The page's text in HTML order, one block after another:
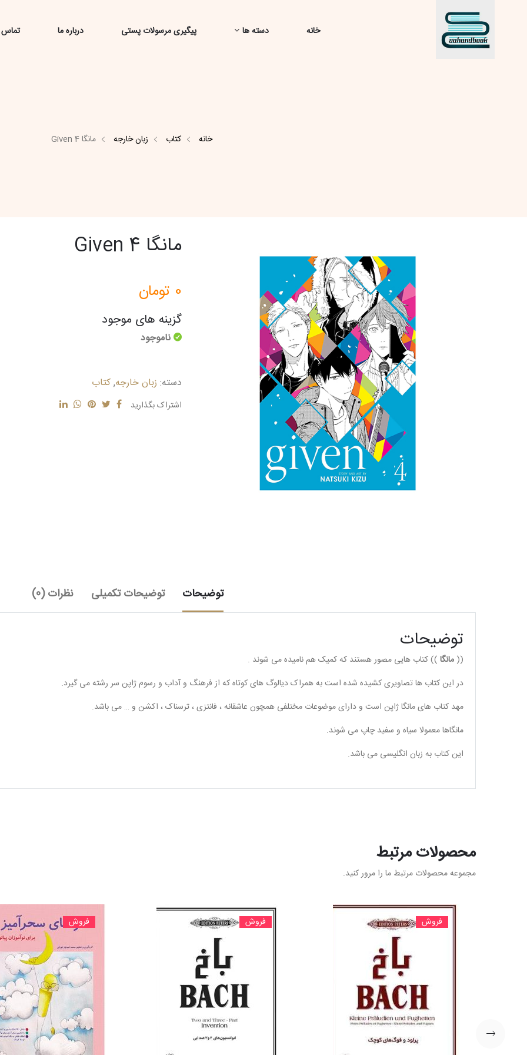
خانه دسته ها پیگیری مرسولات پستی درباره ما تماس
خانه کتاب زبان خارجه مانگا Given 4
مانگا Given 4
0 تومان
گزینه های موجود
ناموجود
دسته: زبان خارجه,کتاب
اشتراک بگذارید
توضیحات توضیحات تکمیلی نظرات (0)
توضیحات
(( مانگا )) کتاب هایی مصور هستند که کمیک هم نامیده می شوند .
در این کتاب ها تصاویری کشیده شده است به همراک دیالوگ های کوتاه که از فرهنگ و آداب و رسوم ژاپن سر رشته می گیرد.
مهد کتاب های مانگا ژاپن است و دارای موضوعات مختلفی همچون عاشقانه ، فانتزی ، ترسناک ، اکشن و … می باشد.
مانگاها معمولا سیاه و سفید چاپ می شوند.
این کتاب به زبان انگلیسی می باشد.
محصولات مرتبط
مجموعه محصولات مرتبط ما را مرور کنید.
فروش فروش فروش